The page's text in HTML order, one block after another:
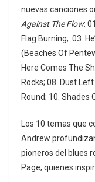
nuevas canciones
Against The Flow:
Flag Burning; 03.
(Beaches Of
Here Comes The
Rocks; 08. Dust
Round; 10. Shades
Los 10 temas que
Andrew
pioneros del blues
Page, quienes